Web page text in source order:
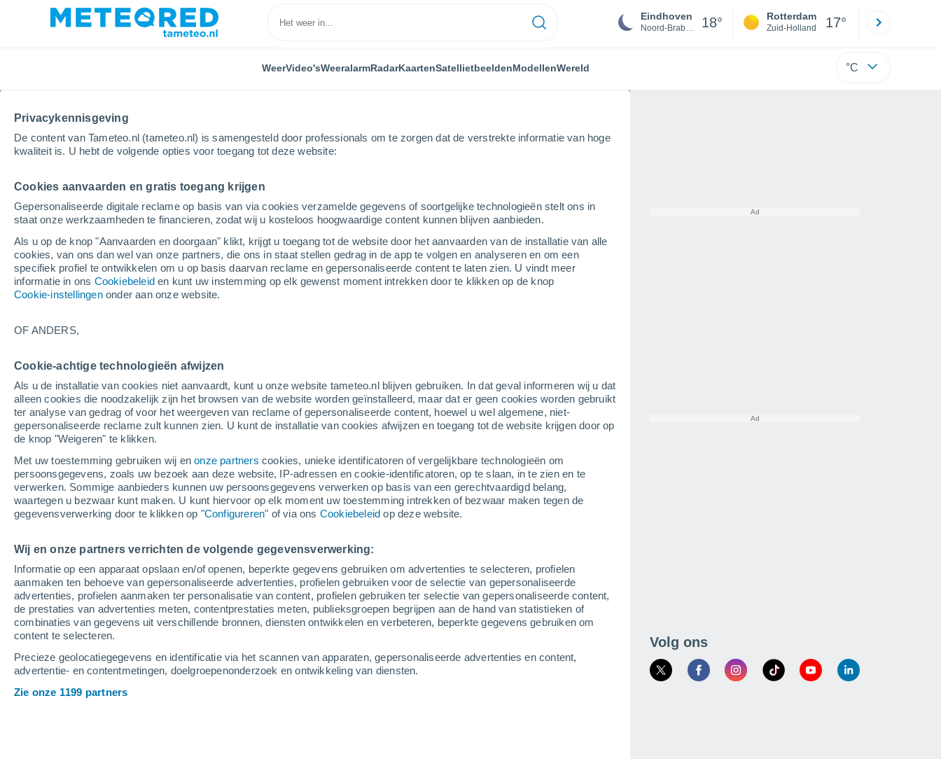
Privacykennisgeving
De content van Tameteo.nl (tameteo.nl) is samengesteld door professionals om te zorgen dat de verstrekte informatie van hoge
kwaliteit is. U hebt de volgende opties voor toegang tot deze website:
Cookies aanvaarden en gratis toegang krijgen
Gepersonaliseerde digitale reclame op basis van via cookies verzamelde gegevens of soortgelijke technologieën stelt ons in
staat onze werkzaamheden te financieren, zodat wij u kosteloos hoogwaardige content kunnen blijven aanbieden.
Als u op de knop "Aanvaarden en doorgaan" klikt, krijgt u toegang tot de website door het aanvaarden van de installatie van alle
cookies, van ons dan wel van onze partners, die ons in staat stellen gedrag in de app te volgen en analyseren en om een
specifiek profiel te ontwikkelen om u op basis daarvan reclame en gepersonaliseerde content te laten zien. U vindt meer
informatie in ons Cookiebeleid en kunt uw instemming op elk gewenst moment intrekken door te klikken op de knop
Cookie-instellingenonder aan onze website.
OF ANDERS,
Cookie-achtige technologieën afwijzen
Als u de installatie van cookies niet aanvaardt, kunt u onze website tameteo.nl blijven gebruiken. In dat geval informeren wij u dat
alleen cookies die noodzakelijk zijn het browsen van de website worden geïnstalleerd, maar dat er geen cookies worden gebruikt
ter analyse van gedrag of voor het weergeven van reclame of gepersonaliseerde content, hoewel u wel algemene, niet-
gepersonaliseerde reclame zult kunnen zien. U kunt de installatie van cookies afwijzen en toegang tot de website krijgen door op
de knop "Weigeren" te klikken.
Met uw toestemming gebruiken wij enonze partners cookies, unieke identificatoren of vergelijkbare technologieën om
persoonsgegevens, zoals uw bezoek aan deze website, IP-adressen en cookie-identificatoren, op te slaan, in te zien en te
verwerken. Sommige aanbieders kunnen uw persoonsgegevens verwerken op basis van een gerechtvaardigd belang,
waartegen u bezwaar kunt maken. U kunt hiervoor op elk moment uw toestemming intrekken of bezwaar maken tegen de
gegevensverwerking door te klikken op "Configureren" of via ons Cookiebeleid op deze website.
Wij en onze partners verrichten de volgende gegevensverwerking:
Informatie op een apparaat opslaan en/of openen, beperkte gegevens gebruiken om advertenties te selecteren, profielen
aanmaken ten behoeve van gepersonaliseerde advertenties, profielen gebruiken voor de selectie van gepersonaliseerde
advertenties, profielen aanmaken ter personalisatie van content, profielen gebruiken ter selectie van gepersonaliseerde content,
de prestaties van advertenties meten, contentprestaties meten, publieksgroepen begrijpen aan de hand van statistieken of
combinaties van gegevens uit verschillende bronnen, diensten ontwikkelen en verbeteren, beperkte gegevens gebruiken om
content te selecteren.
Precieze geolocatiegegevens en identificatie via het scannen van apparaten, gepersonaliseerde advertenties en content,
advertentie- en contentmetingen, doelgroepenonderzoek en ontwikkeling van diensten.
Zie onze 1199 partners
Eindhoven
Noord-Brabant 18° Rotterdam
Zuid-Holland 17°
WeerVideo'sWeeralarmRadarKaartenSatellietbeeldenModellenWereld °C
Home Puerto Rico Gemeente Fajardo
Weer in de gemeente Fajardo
Vandaag, 6 augustus Hele dag Symbolen
27°
Villas De
Puerto Rico
Volg ons